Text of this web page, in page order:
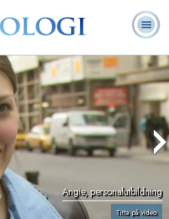
Frivilligpastorer
Ofta ställda
frågor
Böcker
Angie, personalutbildning
Titta på video